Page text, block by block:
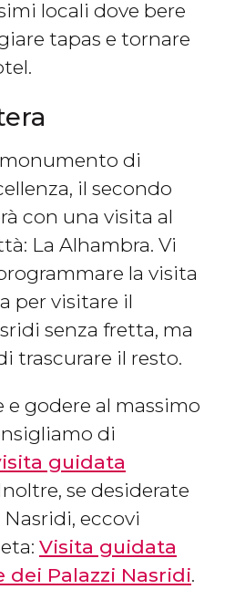
locali dove bere
tapas e tornare
di
il secondo
con una visita al
La Alhambra. Vi
la visita
per visitare il
senza fretta, ma
trascurare il resto.
e godere al massimo
di
guidata
se desiderate
eccovi
Visita guidata
dei Palazzi Nasridi.